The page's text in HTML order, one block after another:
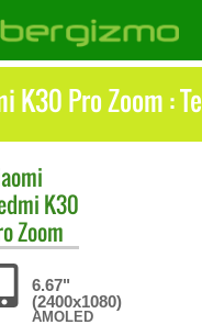
K30 Pro Zoom :
K30
Zoom
6.67"
(2400x1080)
AMOLED